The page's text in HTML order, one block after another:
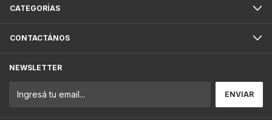
CATEGORÍAS
CONTACTÁNOS
NEWSLETTER